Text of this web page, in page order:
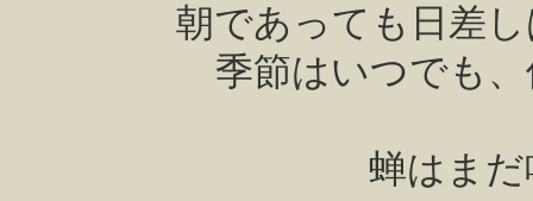
朝であっても日差
季節はいつでも
蝉はま